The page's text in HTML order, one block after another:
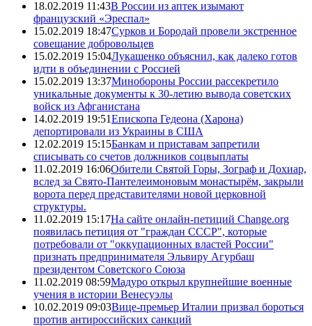
18.02.2019 11:43В России из аптек изымают
французский «Эреспал»
15.02.2019 18:47Сурков и Бородай провели экстренное
совещание добровольцев
15.02.2019 15:04Лукашенко объяснил, как далеко готов
идти в объединении с Россией
15.02.2019 13:37Минобороны России рассекретило
уникальные документы к 30-летию вывода советских
войск из Афганистана
14.02.2019 19:51Епископа Гедеона (Харона)
депортировали из Украины в США
12.02.2019 15:15Банкам и приставам запретили
списывать со счетов должников соцвыплаты
11.02.2019 16:06Обители Святой Горы, Зограф и Дохиар,
вслед за Свято-Пантелеимоновым монастырём, закрыли
ворота перед представителями новой церковной
структуры.
11.02.2019 15:17На сайте онлайн-петиций Change.org
появилась петиция от "граждан СССР", которые
потребовали от "оккупационных властей России"
признать предпринимателя Эльвиру Агурбаш
президентом Советского Союза
11.02.2019 08:59Мадуро открыл крупнейшие военные
учения в истории Венесуэлы
10.02.2019 09:03Вице-премьер Италии призвал бороться
против антироссийских санкций